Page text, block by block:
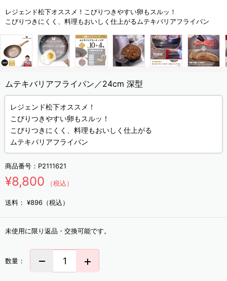
レジェンド松下オススメ！こびりつきやすい卵もスルッ！
こびりつきにくく、料理もおいしく仕上がるムテキバリアフライパン
ムテキバリアフライパン／24cm 深型
レジェンド松下オススメ！
こびりつきやすい卵もスルッ！
こびりつきにくく、料理もおいしく仕上がる
ムテキバリアフライパン
商品番号： P2111621
¥8,800 （税込）
送料： ¥896（税込）
未使用に限り返品・交換可能です。
数量：